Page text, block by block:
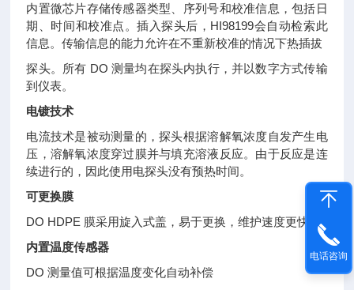
内置微芯片存储传感器类型、序列号和校准信息，包括日
期、时间和校准点。插入探头后，HI98199会自动检索此
信息。传输信息的能力允许在不重新校准的情况下热插拔
探头。所有 DO 测量均在探头内执行，并以数字方式传输
到仪表。
电镀技术
电流技术是被动测量的，探头根据溶解氧浓度自发产生电
压，溶解氧浓度穿过膜并与填充溶液反应。由于反应是连
续进行的，因此使用电探头没有预热时间。
可更换膜
DO HDPE 膜采用旋入式盖，易于更换，维护速度更快。
内置温度传感器
DO 测量值可根据温度变化自动补偿
电话咨询